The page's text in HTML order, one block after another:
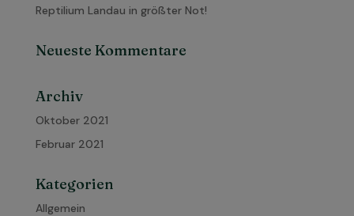
Reptilium Landau in größter Not!
Neueste Kommentare
Archiv
Oktober 2021
Februar 2021
Kategorien
Allgemein